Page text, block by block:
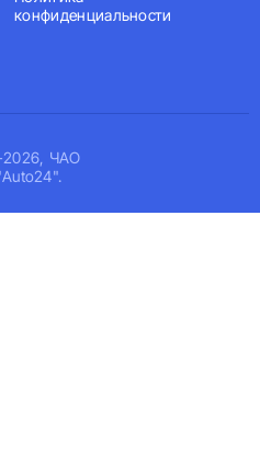
2026, ЧАО
конфиденциальности